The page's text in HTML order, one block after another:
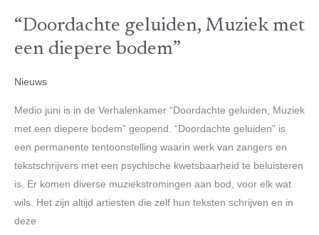
“Doordachte geluiden, Muziek met
een diepere bodem”
Nieuws
Medio juni is in de Verhalenkamer “Doordachte geluiden, Muziek
met een diepere bodem” geopend. “Doordachte geluiden” is
een permanente tentoonstelling waarin werk van zangers en
tekstschrijvers met een psychische kwetsbaarheid te beluisteren
is. Er komen diverse muziekstromingen aan bod, voor elk wat
wils. Het zijn altijd artiesten die zelf hun teksten schrijven en in
deze
Muziek
met
diepere